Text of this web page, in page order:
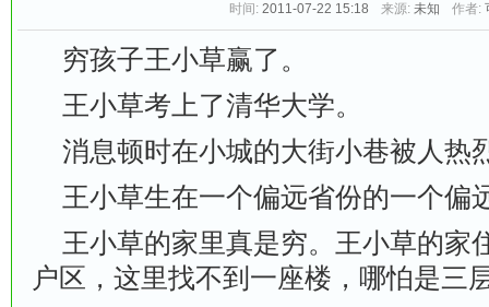
时间: 2011-07-22 15:18 来源: 未知 作者:
穷孩子王小草赢了。
王小草考上了清华大学。
消息顿时在小城的大街小巷被人热
王小草生在一个偏远省份的一个偏
王小草的家里真是穷。王小草的家
户区，这里找不到一座楼，哪怕是三